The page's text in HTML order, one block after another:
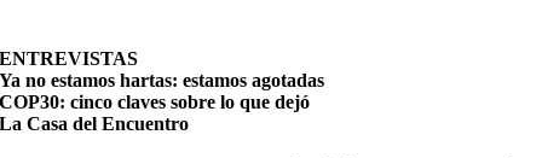
ENTREVISTAS
Ya no estamos hartas: estamos agotadas
COP30: cinco claves sobre lo que dejó
La Casa del Encuentro